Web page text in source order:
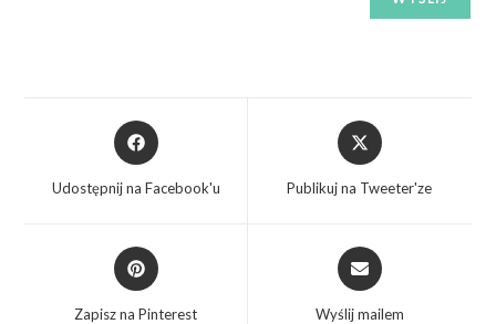
Udostępnij na Facebook'u Publikuj na Tweeter'ze
Zapisz na Pinterest Wyślij mailem